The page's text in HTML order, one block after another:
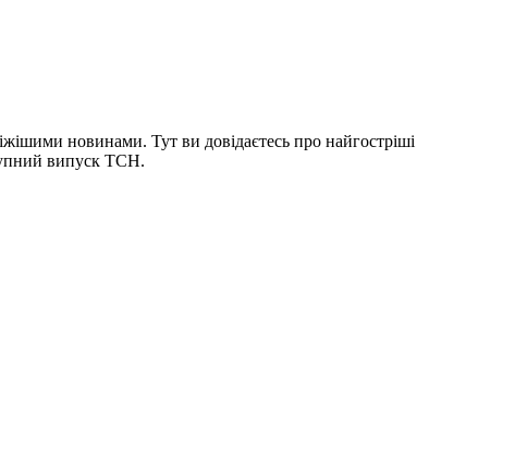
новинами. Тут ви довідаєтесь про найгостріші
випуск ТСН.